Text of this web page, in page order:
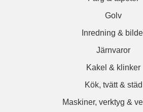
Golv
Inredning &
Järnvaror
Kakel & klinker
Kök, tvätt & städ
Maskiner, verktyg &